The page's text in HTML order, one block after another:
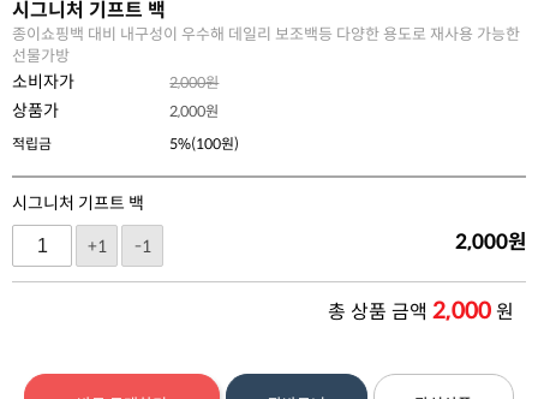
시그니처 기프트 백
종이쇼핑백 대비 내구성이 우수해 데일리 보조백등 다양한 용도로 재사용 가능한
선물가방
소비자가 2,000원
상품가 2,000원
적립금
5%(100원)
시그니처 기프트 백
+1
-1 2,000원
총 상품 금액 2,000원